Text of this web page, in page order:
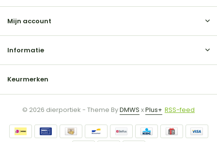
Mijn account
Informatie
Keurmerken
© 2026 dierportiek - Theme ByDMWS xPlus+ RSS-feed